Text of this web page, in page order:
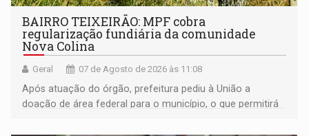
BAIRRO TEIXEIRÃO: MPF cobra
regularização fundiária da comunidade
Nova Colina
Geral 07 de Agosto de 2026 às 11:08
Após atuação do órgão, prefeitura pediu à União a
doação de área federal para o município, o que permitirá